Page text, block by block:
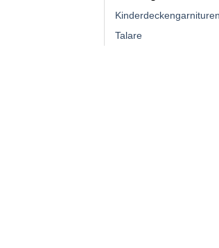
Kinderdeckengarnituren
Talare